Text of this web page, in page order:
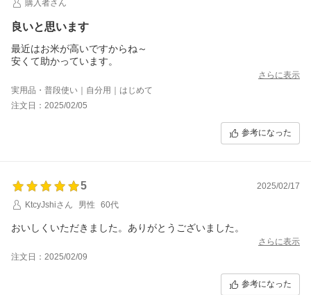
購入者さん
良いと思います
最近はお米が高いですからね～
安くて助かっています。
さらに表示
実用品・普段使い｜自分用｜はじめて
注文日：2025/02/05
参考になった
5
2025/02/17
KtcyJshiさん
男性 60代
おいしくいただきました。ありがとうございました。
さらに表示
注文日：2025/02/09
参考になった